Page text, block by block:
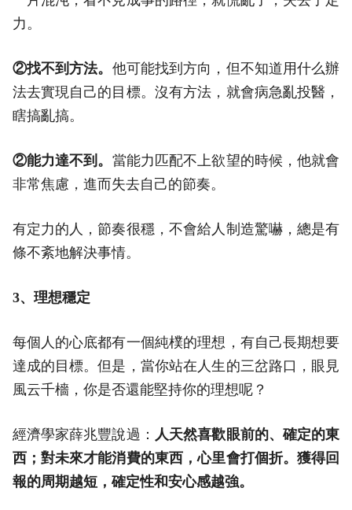
力。
②找不到方法。 他可能找到方向，但不知道用什么辦
法去實現自己的目標。沒有方法，就會病急亂投醫，
瞎搞亂搞。
②能力達不到。 當能力匹配不上欲望的時候，他就會
非常焦慮，進而失去自己的節奏。
有定力的人，節奏很穩，不會給人制造驚嚇，總是有
條不紊地解決事情。
3、理想穩定
每個人的心底都有一個純樸的理想，有自己長期想要
達成的目標。但是，當你站在人生的三岔路口，眼見
風云千檣，你是否還能堅持你的理想呢？
經濟學家薛兆豐說過： 人天然喜歡眼前的、確定的東
西；對未來才能消費的東西，心里會打個折。獲得回
報的周期越短，確定性和安心感越強。